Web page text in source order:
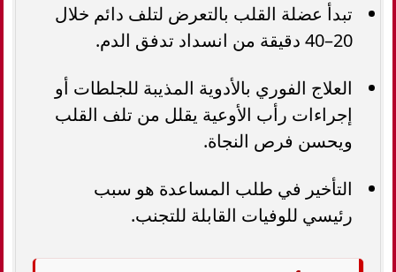
تبدأ عضلة القلب بالتعرض لتلف دائم خلال
20–40 دقيقة من انسداد تدفق الدم.
العلاج الفوري بالأدوية المذيبة للجلطات أو
إجراءات رأب الأوعية يقلل من تلف القلب
ويحسن فرص النجاة.
التأخير في طلب المساعدة هو سبب
رئيسي للوفيات القابلة للتجنب.